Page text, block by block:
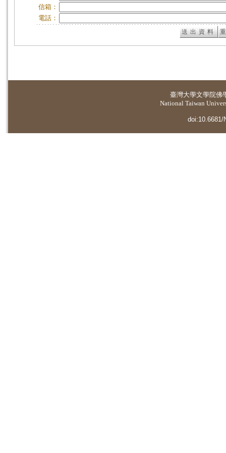
信箱：
電話：
臺灣大學文學院佛
National Taiwan
doi:10.6681/